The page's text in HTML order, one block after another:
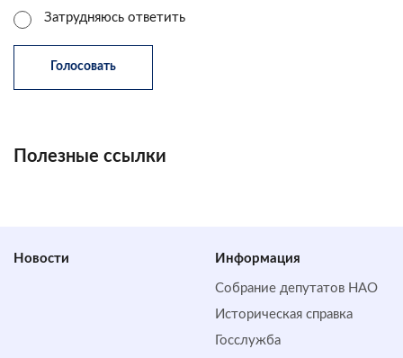
Затрудняюсь ответить
Полезные ссылки
Новости Информация
Собрание депутатов НАО
Историческая справка
Госслужба